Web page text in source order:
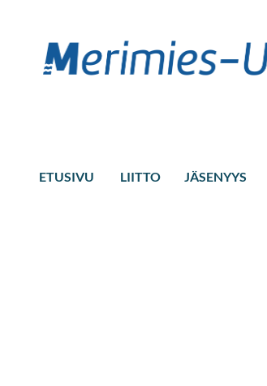
ETUSIVU LIITTO JÄSENYYS